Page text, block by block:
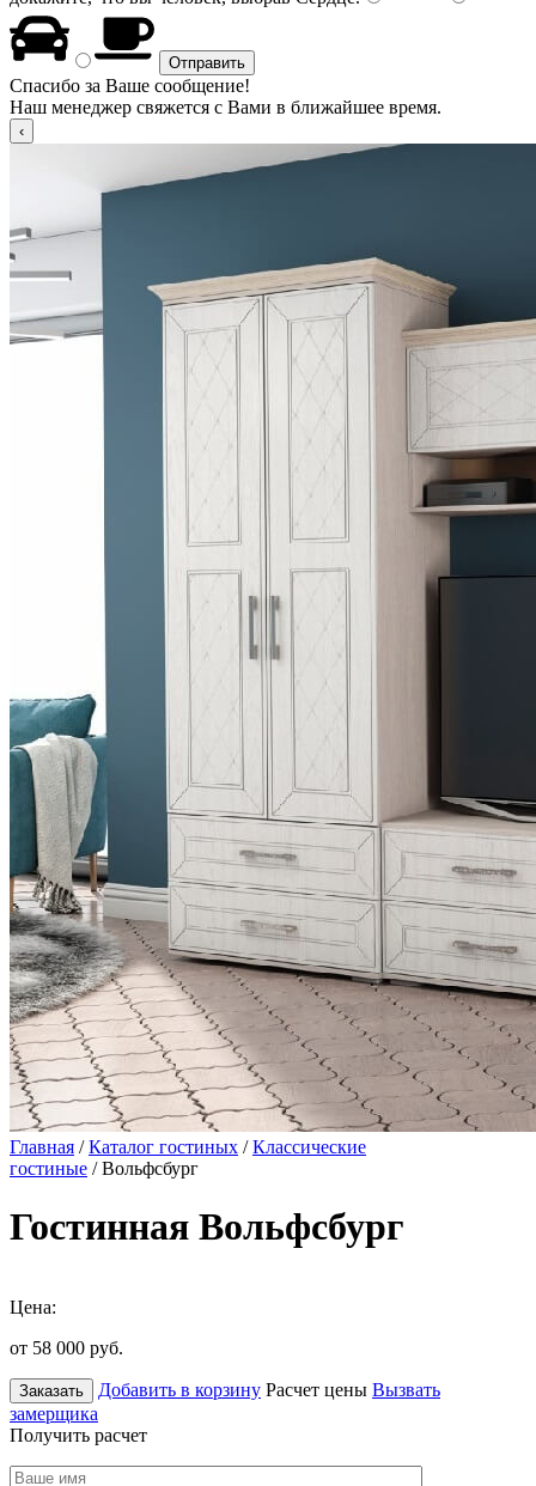
Спасибо за Ваше сообщение!
Наш менеджер свяжется с Вами в ближайшее время.
Главная /Каталог гостиных /Классические
гостиные / Вольфсбург
Гостинная Вольфсбург
Цена:
от 58 000 руб.
Заказать Добавить в корзину Расчет цены Вызвать
замерщика
Получить расчет